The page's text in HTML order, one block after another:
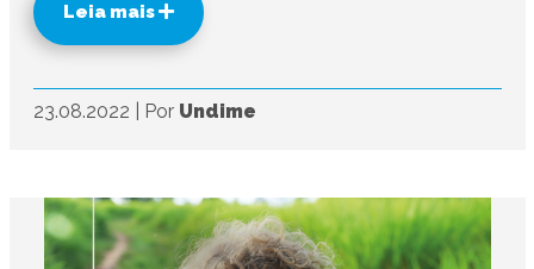
Leia mais
23.08.2022 Por Undime